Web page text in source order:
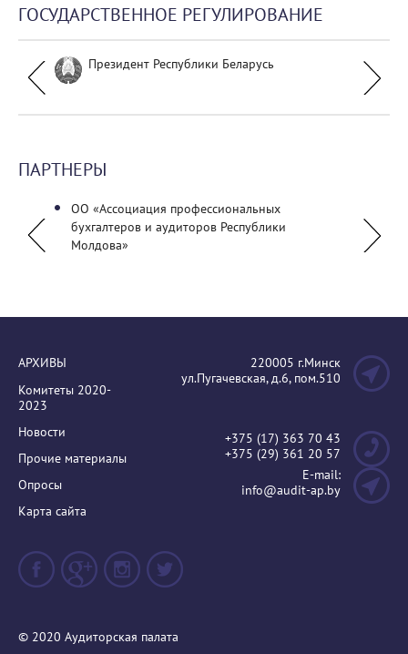
ГОСУДАРСТВЕННОЕ РЕГУЛИРОВАНИЕ
Президент Республики Беларусь
ПАРТНЕРЫ
ОО «Ассоциация профессиональных
бухгалтеров и аудиторов Республики
Молдова»
АРХИВЫ
Комитеты 2020-
2023
Новости
Прочие материалы
Опросы
Карта сайта
220005 г.Минск
ул.Пугачевская, д.6, пом.510
+375 (17) 363 70 43
+375 (29) 361 20 57
E-mail:
info@audit-ap.by
© 2020 Аудиторская палата